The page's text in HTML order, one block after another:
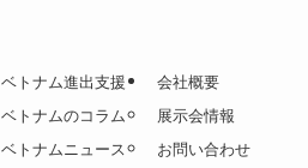
ベトナム進出支援
ベトナムのコラム
ベトナムニュース
会社概要
展示会情報
お問い合わせ